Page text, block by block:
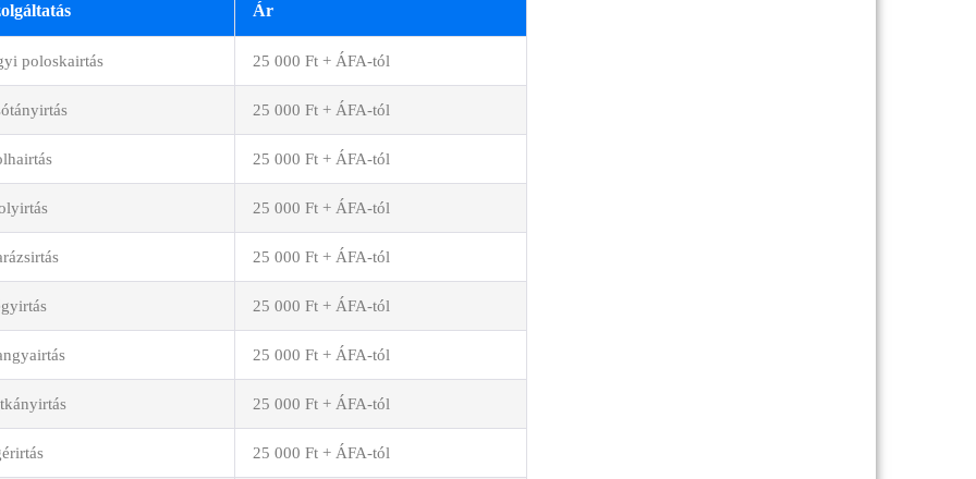
Ár
poloskairtás 25 000 Ft + ÁFA-tól
25 000 Ft + ÁFA-tól
25 000 Ft + ÁFA-tól
25 000 Ft + ÁFA-tól
25 000 Ft + ÁFA-tól
25 000 Ft + ÁFA-tól
25 000 Ft + ÁFA-tól
25 000 Ft + ÁFA-tól
25 000 Ft + ÁFA-tól